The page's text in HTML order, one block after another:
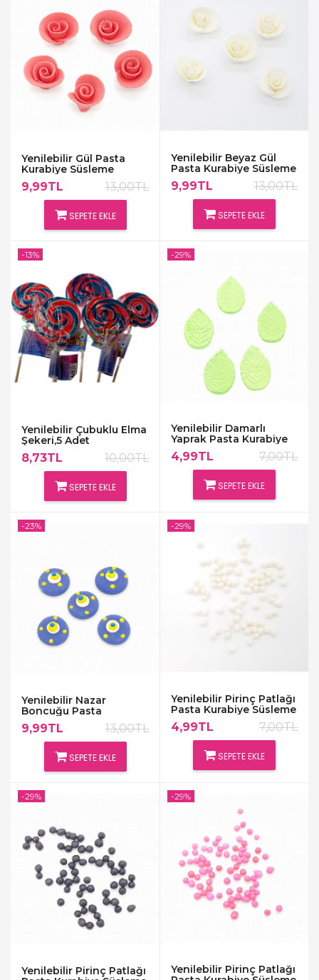
Yenilebilir Gül Pasta
Kurabiye Süsleme
Şekeri Kırmızı
9,99TL 13,00TL
SEPETE EKLE
Yenilebilir Beyaz Gül
Pasta Kurabiye Süsleme
Şekeri
9,99TL 13,00TL
SEPETE EKLE
Yenilebilir Çubuklu Elma
Şekeri,5 Adet
8,73TL 10,00TL
SEPETE EKLE
-13%
Yenilebilir Damarlı
Yaprak Pasta Kurabiye
Süsleme Şekeri
4,99TL 7,00TL
SEPETE EKLE
-29%
Yenilebilir Nazar
Boncuğu Pasta
Kurabiye Süsleme
Şekeri
9,99TL 13,00TL
SEPETE EKLE
-23%
Yenilebilir Pirinç Patlağı
Pasta Kurabiye Süsleme
Beyaz Çikolata Draje
4,99TL 7,00TL
SEPETE EKLE
-29%
Yenilebilir Pirinç Patlağı
-29%
Yenilebilir Pirinç Patlağı
-29%